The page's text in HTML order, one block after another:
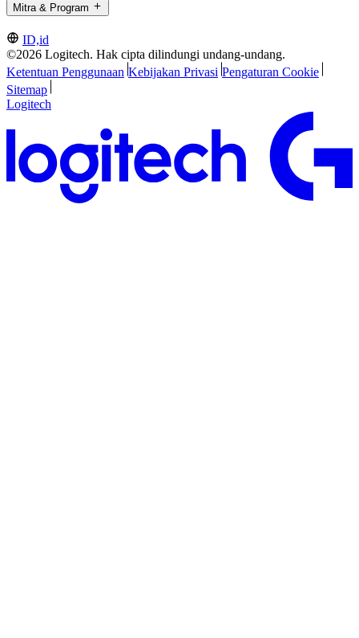
Mitra & Program
ID,id
©2026 Logitech. Hak cipta dilindungi undang-undang.
Ketentuan Penggunaan Kebijakan Privasi Pengaturan Cookie
Sitemap
Logitech